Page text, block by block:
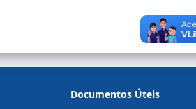
Documentos Úteis